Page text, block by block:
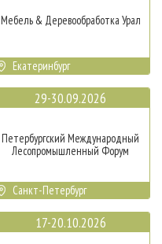
Мебель & Деревообработка Урал
Екатеринбург
29-30.09.2026
Петербургский Международный
Лесопромышленный Форум
Санкт-Петербург
17-20.10.2026